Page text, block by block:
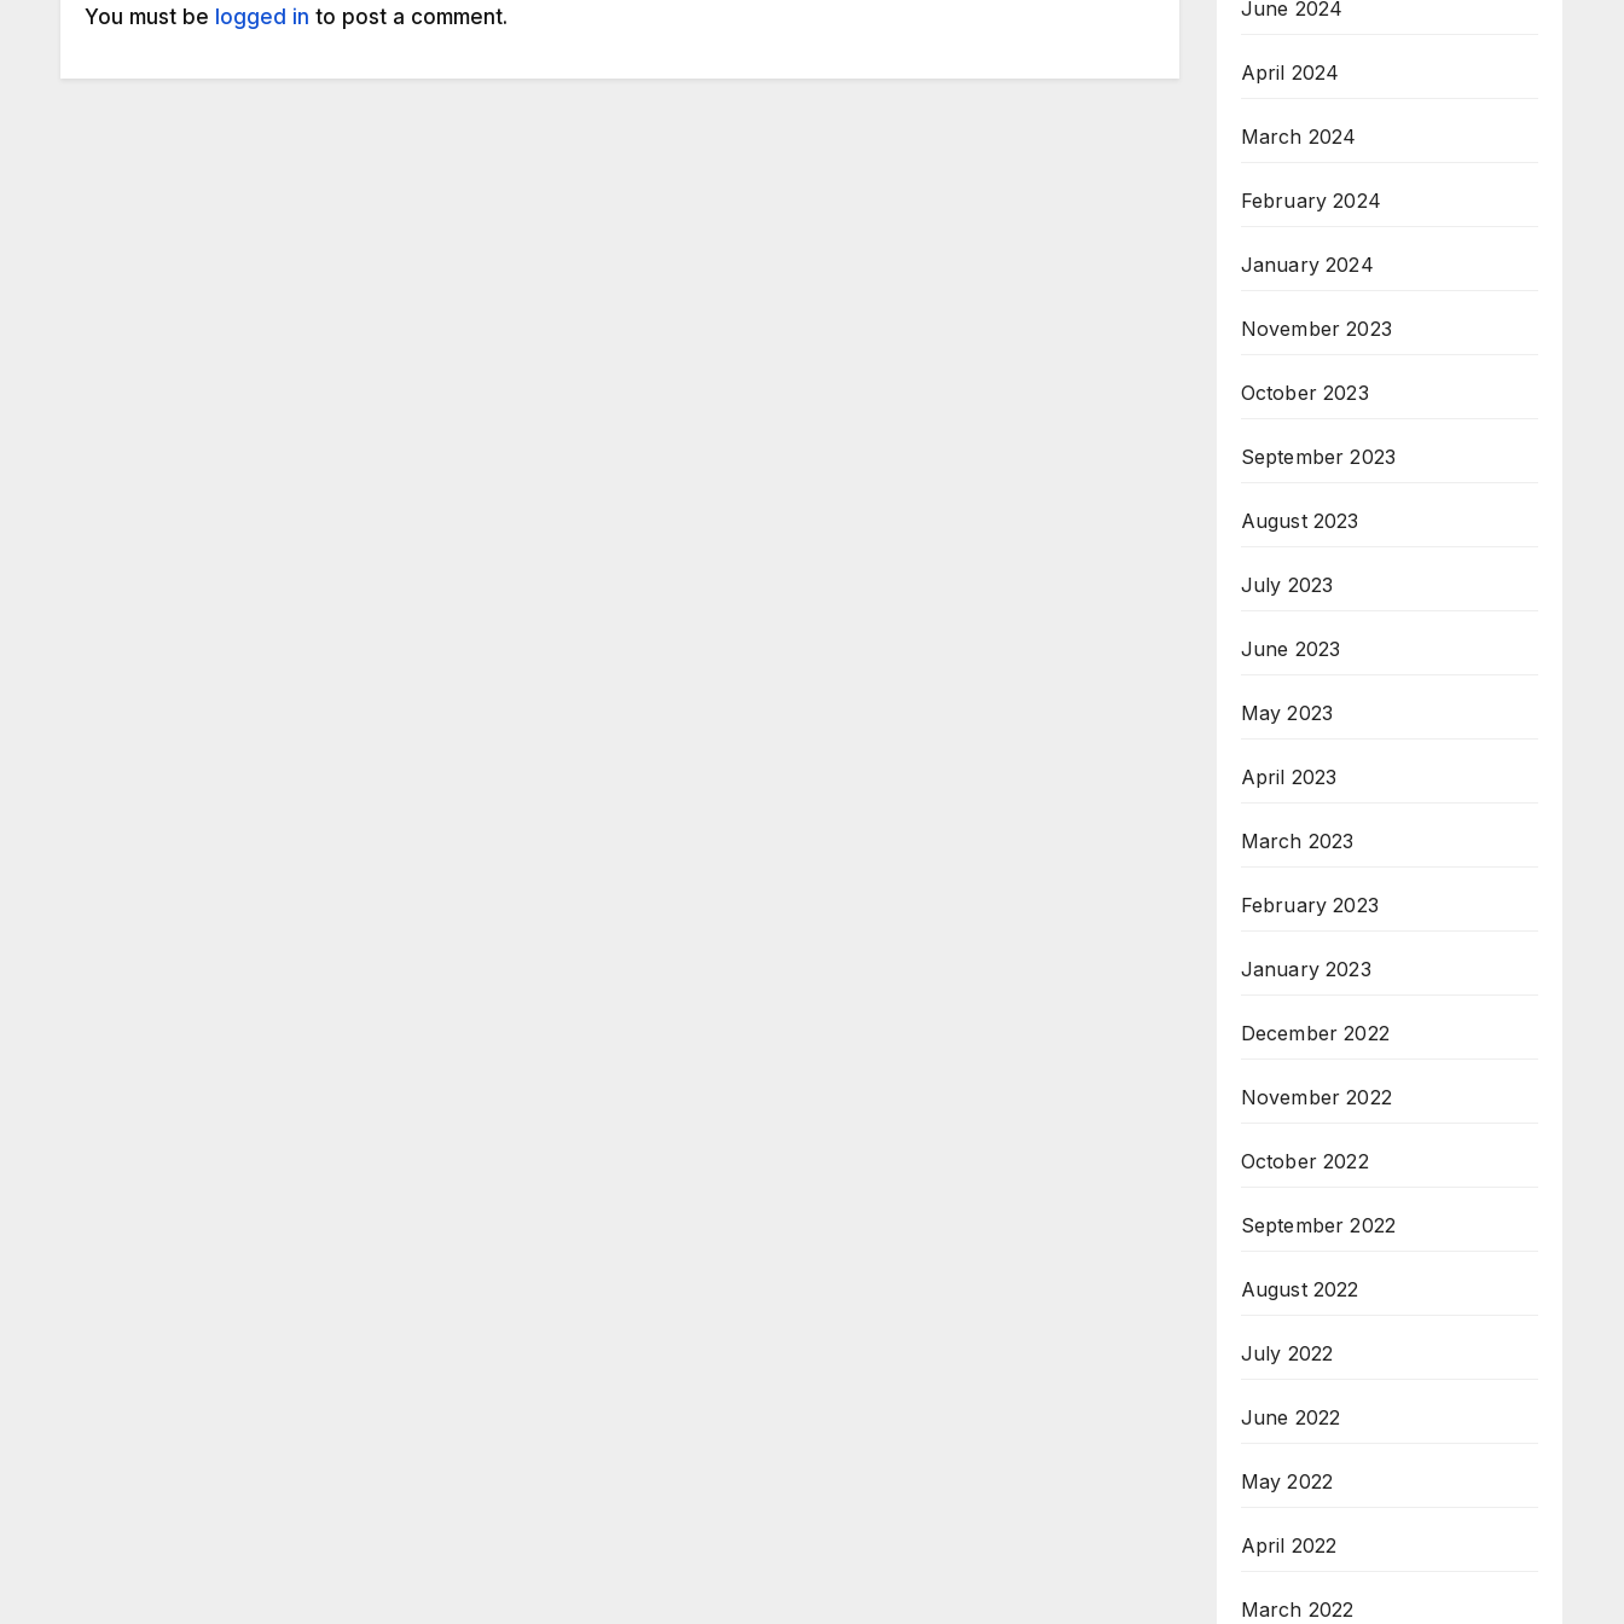
You must be logged in to post a comment. June 2024
April 2024
March 2024
February 2024
January 2024
November 2023
October 2023
September 2023
August 2023
July 2023
June 2023
May 2023
April 2023
March 2023
February 2023
January 2023
December 2022
November 2022
October 2022
September 2022
August 2022
July 2022
June 2022
May 2022
April 2022
March 2022